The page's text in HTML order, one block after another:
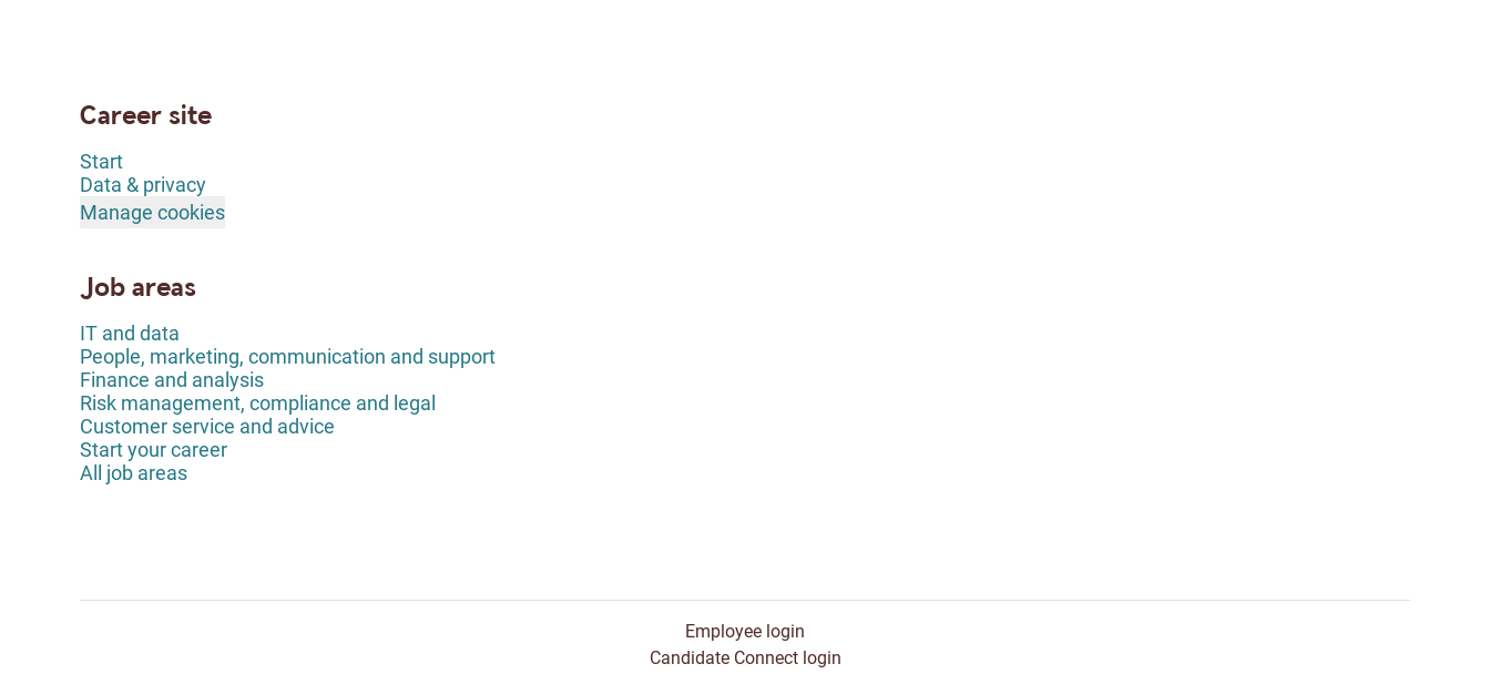
Career site
Start
Data & privacy
Manage cookies
Job areas
IT and data
People, marketing, communication and support
Finance and analysis
Risk management, compliance and legal
Customer service and advice
Start your career
All job areas
Employee login
Candidate Connect login